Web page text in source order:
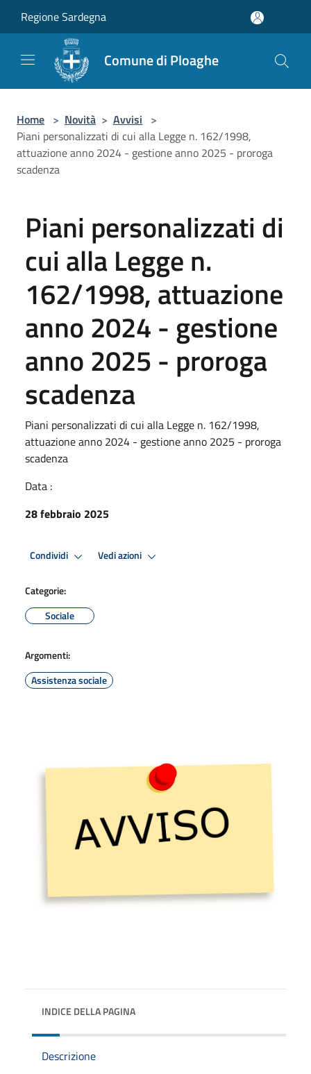
Regione Sardegna
Comune di Ploaghe
Home > Novità > Avvisi >
Piani personalizzati di cui alla Legge n. 162/1998,
attuazione anno 2024 - gestione anno 2025 - proroga
scadenza
Piani personalizzati di
cui alla Legge n.
162/1998, attuazione
anno 2024 - gestione
anno 2025 - proroga
scadenza
Piani personalizzati di cui alla Legge n. 162/1998,
attuazione anno 2024 - gestione anno 2025 - proroga
scadenza
Data :
28 febbraio 2025
Condividi Vedi azioni
Categorie:
Sociale
Argomenti:
Assistenza sociale
INDICE DELLA PAGINA
Descrizione